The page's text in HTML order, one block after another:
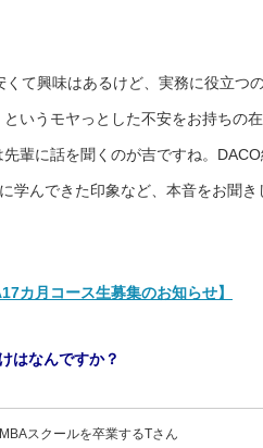
くて興味はあるけど、実務に役立つ
いうモヤっとした不安をお持ちの
輩に話を聞くのが吉ですね。
学んできた印象など、本音をお聞き
カ月コース生募集のお知らせ】
はなんですか？
スクールを卒業するTさん